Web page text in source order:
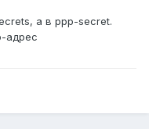
а в ppp-secret.
адрес